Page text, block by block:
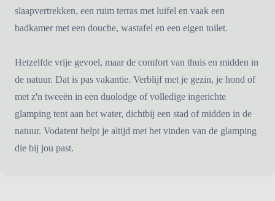
slaapvertrekken, een ruim terras met luifel en vaak een
badkamer met een douche, wastafel en een eigen toilet.
Hetzelfde vrije gevoel, maar de comfort van thuis en midden in
de natuur. Dat is pas vakantie. Verblijf met je gezin, je hond of
met z'n tweeën in een duolodge of volledige ingerichte
glamping tent aan het water, dichtbij een stad of midden in de
natuur. Vodatent helpt je altijd met het vinden van de glamping
die bij jou past.